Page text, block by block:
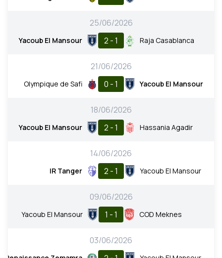
25/06/2026
Yacoub El Mansour 2 - 1 Raja Casablanca
21/06/2026
Olympique de Safi 0 - 1 Yacoub El Mansour
18/06/2026
Yacoub El Mansour 2 - 1 Hassania Agadir
14/06/2026
IR Tanger 2 - 1 Yacoub El Mansour
09/06/2026
Yacoub El Mansour 1 - 1 COD Meknes
03/06/2026